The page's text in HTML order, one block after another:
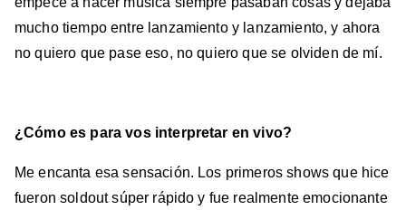
mucho tiempo entre lanzamiento y lanzamiento, y ahora
no quiero que pase eso, no quiero que se olviden de mí.
¿Cómo es para vos interpretar en vivo?
Me encanta esa sensación. Los primeros shows que hice
fueron soldout súper rápido y fue realmente emocionante